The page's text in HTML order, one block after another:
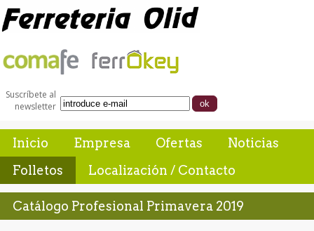
Suscríbete al
newsletter
Inicio Empresa Ofertas
Noticias
Folletos
Localización / Contacto
Catálogo Profesional Primavera 2019